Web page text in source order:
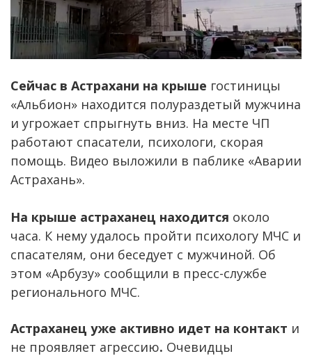
Сейчас в Астрахани на крыше гостиницы
«Альбион» находится полураздетый мужчина
и угрожает спрыгнуть вниз. На месте ЧП
работают спасатели, психологи, скорая
помощь. Видео выложили в паблике «Аварии
Астрахань».
На крыше астраханец находится около
часа. К нему удалось пройти психологу МЧС и
спасателям, они беседует с мужчиной. Об
этом «Арбузу» сообщили в пресс-службе
регионального МЧС.
Астраханец уже активно идет на контакт и
не проявляет агрессию. Очевидцы